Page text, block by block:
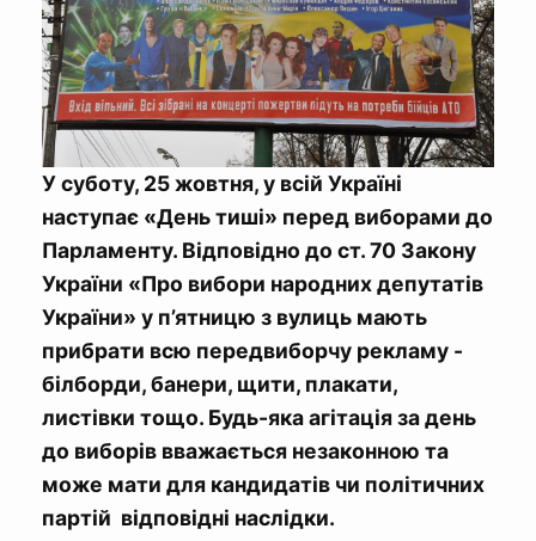
У суботу, 25 жовтня, у всій Україні
наступає «День тиші» перед виборами до
Парламенту. Відповідно до ст. 70 Закону
України «Про вибори народних депутатів
України» у п’ятницю з вулиць мають
прибрати всю передвиборчу рекламу -
білборди, банери, щити, плакати,
листівки тощо. Будь-яка агітація за день
до виборів вважається незаконною та
може мати для кандидатів чи політичних
партій відповідні наслідки.